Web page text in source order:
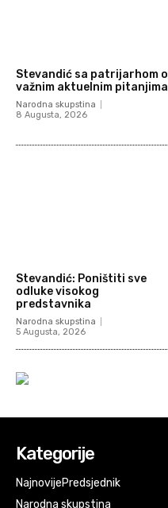
Stevandić sa patrijarhom o
važnim aktuelnim pitanjima
Narodna skupstina
8 Augusta, 2026
Stevandić: Poništiti sve
odluke visokog
predstavnika
Narodna skupstina
5 Augusta, 2026
Kategorije
NajnovijePredsjednik
Narodna skupstina